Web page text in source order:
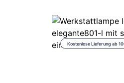
Kostenlose Lieferung ab